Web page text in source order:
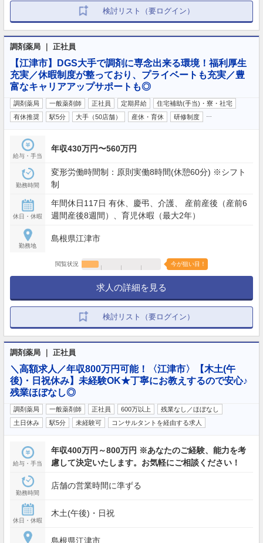
検討リスト（要ログイン）
調剤薬局 ｜ 正社員
【江津市】DGS大手で調剤に専念出来る環境！福利厚生
充実／休暇制度が整っており、プライベートも充実／豊
富なキャリアアップサポートも◎
調剤薬局 一般薬剤師 正社員 定期昇給
住宅補助(手当)・寮・社宅
有休推奨
駅5分 大手（50店舗） 産休・育休 研修制度
給与・手当
年収430万円〜560万円
勤務時間
変形労働時間制：原則実働8時間(休憩60分) ※シフト
制
休日・休暇
年間休日117日 有休、慶弔、介護、 産前産後（産前6
週間産後8週間）、育児休暇（最大2年）
勤務地
島根県江津市
閲覧状況 今が狙い目！
求人の詳細を見る
検討リスト（要ログイン）
調剤薬局 ｜ 正社員
＼高額求人／年収800万円可能！〈江津市〉【木土(午
後)・日祝休み】未経験OK★丁寧にお教えするので安心♪
残業ほぼなし◎
調剤薬局 一般薬剤師 正社員 600万以上
残業なし／ほぼなし
土日休み
駅5分 未経験可 コンサルタントを経由する求人
給与・手当
年収400万円～800万円 ※あなたのご経験、能力を考
慮して決定いたします。お気軽にご相談ください！
勤務時間
店舗の営業時間に準ずる
休日・休暇
木土(午後)・日祝
島根県江津市